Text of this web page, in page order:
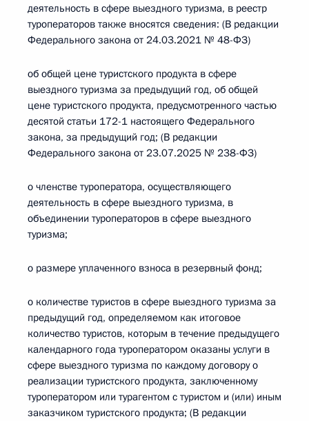
деятельность в сфере выездного туризма, в реестр
туроператоров также вносятся сведения: (В редакции
Федерального закона от 24.03.2021 № 48-ФЗ)
об общей цене туристского продукта в сфере
выездного туризма за предыдущий год, об общей
цене туристского продукта, предусмотренного частью
десятой статьи 172-1 настоящего Федерального
закона, за предыдущий год; (В редакции
Федерального закона от 23.07.2025 № 238-ФЗ)
о членстве туроператора, осуществляющего
деятельность в сфере выездного туризма, в
объединении туроператоров в сфере выездного
туризма;
о размере уплаченного взноса в резервный фонд;
о количестве туристов в сфере выездного туризма за
предыдущий год, определяемом как итоговое
количество туристов, которым в течение предыдущего
календарного года туроператором оказаны услуги в
сфере выездного туризма по каждому договору о
реализации туристского продукта, заключенному
туроператором или турагентом с туристом и (или) иным
заказчиком туристского продукта; (В редакции